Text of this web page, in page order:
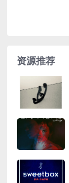
资源推荐